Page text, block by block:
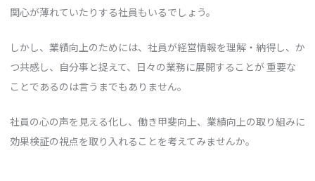
関心が薄れていたりする社員もいるでしょう。
しかし、業績向上のためには、社員が経営情報を理解・納得し、か
つ共感し、自分事と捉えて、日々の業務に展開することが 重要な
ことであるのは言うまでもありません。
社員の心の声を見える化し、働き甲斐向上、業績向上の取り組みに
効果検証の視点を取り入れることを考えてみませんか。